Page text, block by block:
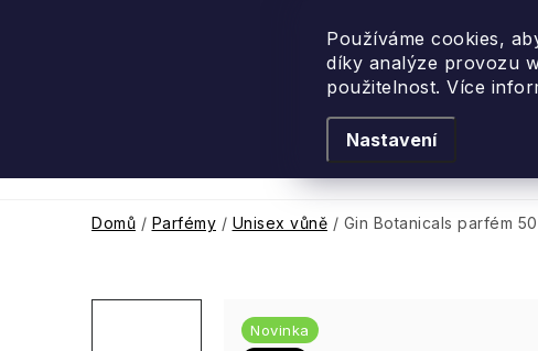
Používáme cookies,
díky analýze provozu
použitelnost. Více
Nastavení
Podle vůně
Domů / Parfémy / Unisex vůně / Gin Botanicals parfém
Novinka